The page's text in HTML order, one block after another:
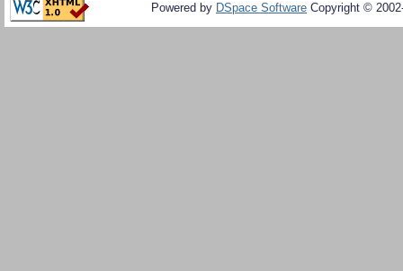
Powered by DSpace Software Copyright ©